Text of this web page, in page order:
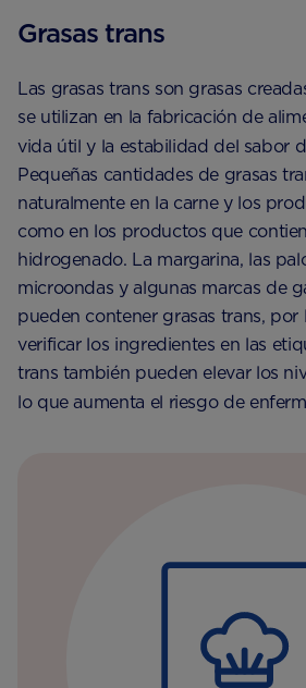
Grasas trans
Las grasas trans son grasas
se utilizan en la fabricación de
vida útil y la estabilidad del sabor
Pequeñas cantidades de grasas
naturalmente en la carne y los
como en los productos que
hidrogenado. La margarina, las
microondas y algunas marcas de
pueden contener grasas trans, por
verificar los ingredientes en las
trans también pueden elevar los
lo que aumenta el riesgo de